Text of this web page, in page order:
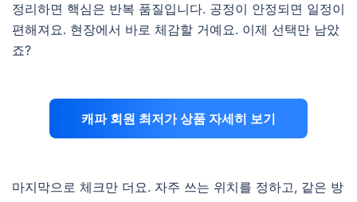
정리하면 핵심은 반복 품질입니다. 공정이 안정되면 일정이
편해져요. 현장에서 바로 체감할 거예요. 이제 선택만 남았
죠?
캐파 회원 최저가 상품 자세히 보기
마지막으로 체크만 더요. 자주 쓰는 위치를 정하고, 같은 방